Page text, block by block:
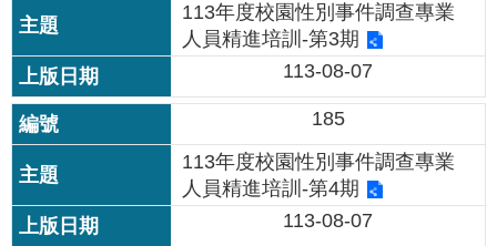
資
源
政
府
資
訊
開
113年度校園性別事件調查專業
人員精進培訓-第3期
113-08-07
185
113年度校園性別事件調查專業
人員精進培訓-第4期
113-08-07